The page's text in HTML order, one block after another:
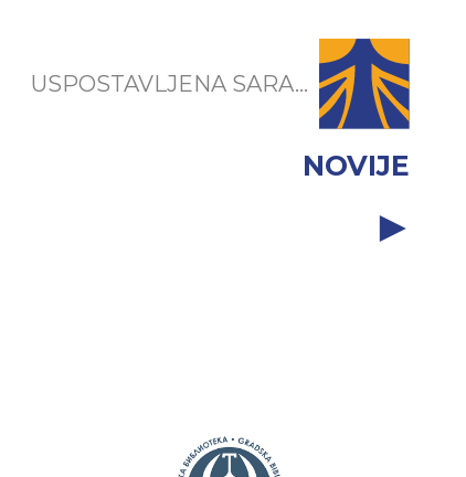
USPOSTAVLJENA SARA...
NOVIJE